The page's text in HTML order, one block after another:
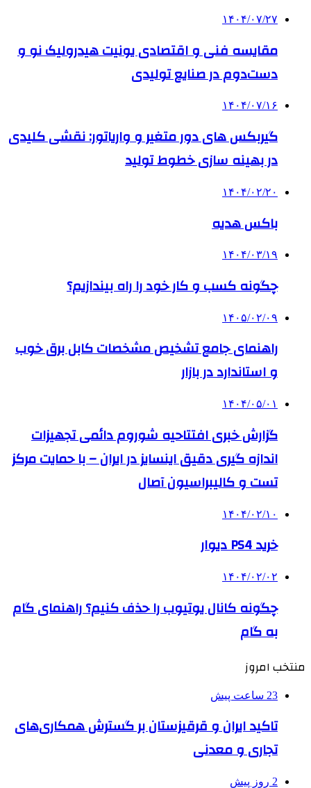
۱۴۰۴/۰۷/۲۷
مقایسه فنی و اقتصادی یونیت هیدرولیک نو و
دست‌دوم در صنایع تولیدی
۱۴۰۴/۰۷/۱۶
گیربکس های دور متغیر و واریاتور: نقشی کلیدی
در بهینه سازی خطوط تولید
۱۴۰۴/۰۲/۲۰
باکس هدیه
۱۴۰۴/۰۳/۱۹
چگونه کسب و کار خود را راه بیندازیم؟
۱۴۰۵/۰۲/۰۹
راهنمای جامع تشخیص مشخصات کابل برق خوب
و استاندارد در بازار
۱۴۰۴/۰۵/۰۱
گزارش خبری افتتاحیه شوروم دائمی تجهیزات
اندازه گیری دقیق اینسایز در ایران – با حمایت مرکز
تست و کالیبراسیون آصال
۱۴۰۴/۰۲/۱۰
خرید PS4 دیوار
۱۴۰۴/۰۲/۰۲
چگونه کانال یوتیوب را حذف کنیم؟ راهنمای گام
‌به‌ گام
منتخب امروز
23 ساعت پیش
تاکید ایران و قرقیزستان بر گسترش همکاری‌های
تجاری و معدنی
2 روز پیش